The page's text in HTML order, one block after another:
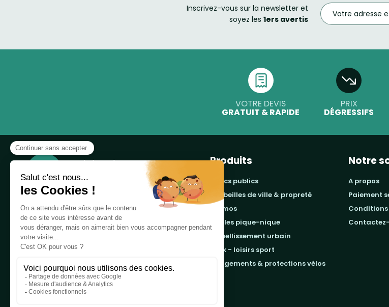
Inscrivez-vous sur la newsletter et
soyez les 1ers avertis
VOTRE DEVIS
GRATUIT & RAPIDE
PRIX
DÉGRESSIFS
Notre boutique, spécialisée dans la vente de
table de pique-nique et de plein air, est
principalement adressée aux collectvités, aux
entreprises privées et publiques et au
associations.
Infos et contact au 04 86 84 05 81
Produits
bancs publics
corbeilles de ville & propreté
promos
tables pique-nique
embellissement urbain
jeux - loisirs sport
rangements & protections vélos
Notre
a propos
paiement